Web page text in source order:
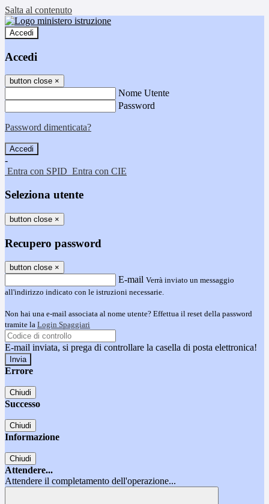
Salta al contenuto
Accedi
Accedi
button close ×
Nome Utente
Password
Password dimenticata?
-
Entra con SPID Entra con CIE
Seleziona utente
button close ×
Recupero password
button close ×
E-mail Verrà inviato un messaggio
all'indirizzo indicato con le istruzioni necessarie.
Non hai una e-mail associata al nome utente? Effettua il reset della password
tramite la Login Spaggiari
E-mail inviata, si prega di controllare la casella di posta elettronica!
Errore
Chiudi
Successo
Chiudi
Informazione
Chiudi
Attendere...
Attendere il completamento dell'operazione...